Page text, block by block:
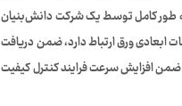
به طور کامل توسط یک شرکت دانش‌بنیان
ابعادی ورق ارتباط دارد، ضمن دریافت
ضمن افزایش سرعت فرایند کنترل کیفیت